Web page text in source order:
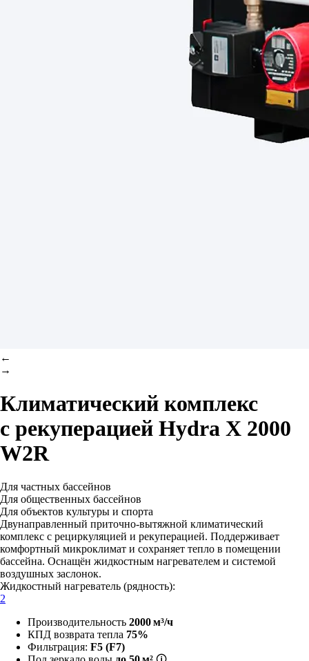
←
→
Климатический комплекс
с рекуперацией Hydra X 2000
W2R
Для частных бассейнов
Для общественных бассейнов
Для объектов культуры и спорта
Двунаправленный приточно-вытяжной климатический
комплекс с рециркуляцией и рекуперацией. Поддерживает
комфортный микроклимат и сохраняет тепло в помещении
бассейна. Оснащён жидкостным нагревателем и системой
воздушных заслонок.
Жидкостный нагреватель (рядность):
2
Производительность 2000 м³/ч
КПД возврата тепла 75%
Фильтрация: F5 (F7)